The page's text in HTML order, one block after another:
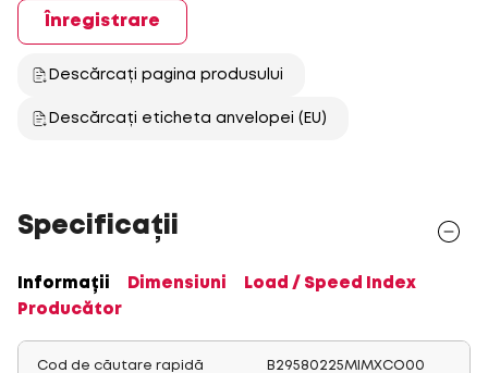
Înregistrare
Descărcați pagina produsului
Descărcați eticheta anvelopei (EU)
Specificații
Informații Dimensiuni
Load / Speed Index
Producător
Cod de căutare rapidă B29580225MIMXCO00